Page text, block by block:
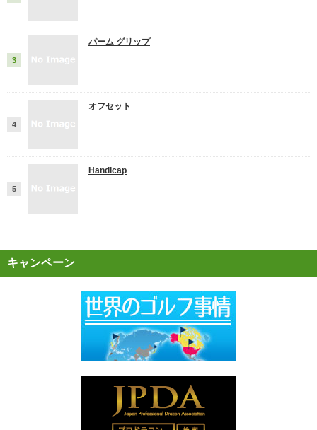
パーム グリップ
オフセット
Handicap
キャンペーン